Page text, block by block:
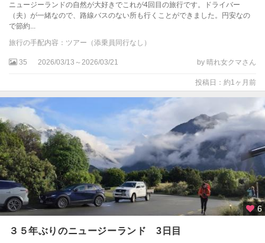
ニュージーランドの自然が大好きでこれが4回目の旅行です。ドライバー
（夫）が一緒なので、路線バスのない所も行くことができました。円安なの
で節約...
旅行の手配内容：ツアー（添乗員同行なし）
35 2026/03/13～2026/03/21 by 晴れ女クマさん
投稿日：約1ヶ月前
6
３５年ぶりのニュージーランド 3日目